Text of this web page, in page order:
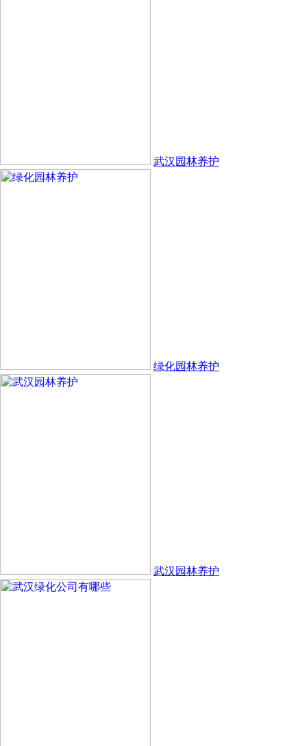
武汉园林养护
绿化园林养护
武汉园林养护